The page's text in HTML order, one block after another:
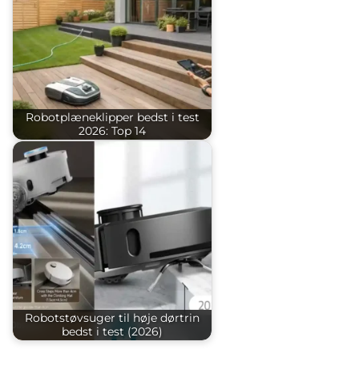
Robotplæneklipper bedst i test
2026: Top 14
Robotstøvsuger til høje dørtrin
bedst i test (2026)